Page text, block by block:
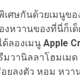
ษกันด้วยเมนูขอ
งหวานของที่นี่ก็เ
ด้ลองเมนู Apple
มวานิลลาโฮมเม
ยลงตัว หอม หวา